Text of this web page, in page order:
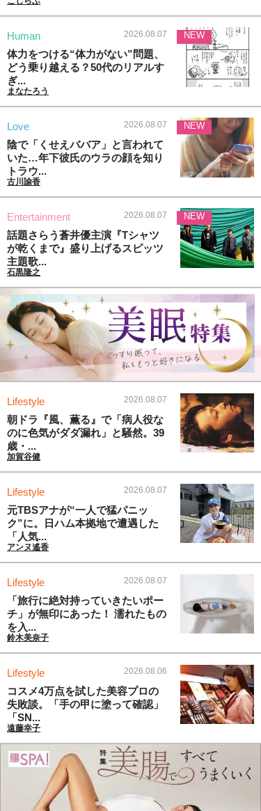
Human 2026.08.07
体力をつける“体力がない”問題、
どう乗り越える？50代のリアルす
ぎ...
まなたろう
NEW
Love 2026.08.07
陰で「くせえババア」と言われて
いた…年下彼氏のウラの顔を知り
トラウ...
古川諭香
NEW
Entertainment 2026.08.07
話題さらう蒼井優主演『Tシャツ
が乾くまで』盛り上げるスピッツ
主題歌...
石黒隆之
NEW
Lifestyle 2026.08.07
朝ドラ『風、薫る』で「病人役な
のに色気がダダ漏れ」と騒然。39
歳・...
加賀谷健
Lifestyle 2026.08.07
元TBSアナが“一人で猛パニッ
ク”に。日ハム本拠地で遭遇した
「人気...
アンヌ遙香
Lifestyle 2026.08.07
「旅行に絶対持っていきたいポー
チ」が無印にあった！ 濡れたもの
を入...
鈴木美奈子
Lifestyle 2026.08.06
コスメ4万点を試した美容プロの
失敗談。「手の甲に塗って確認」
「SN...
遠藤幸子